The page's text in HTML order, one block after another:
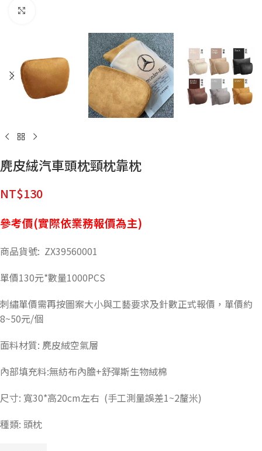
麂皮絨汽車頭枕頸枕靠枕
NT$130
參考價(實際依業務報價為主)
商品貨號: ZX39560001
單價130元*數量1000PCS
刺繡單價需再按圖案大小與工藝要求及針數正式報價，單價約
8~50元/個
面料材質: 麂皮絨空氣層
內部填充料:無紡布內膽+舒彈斯生物絨棉
尺寸: 寬30*高20cm左右 (手工測量誤差1~2釐米)
種類: 頭枕